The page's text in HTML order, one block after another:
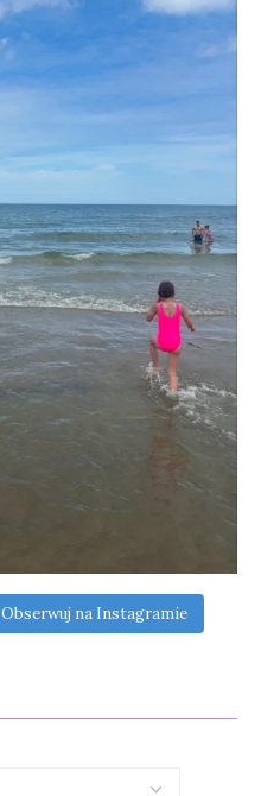
Obserwuj na Instagramie